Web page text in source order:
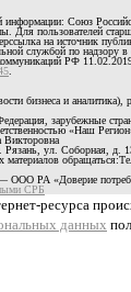
информации: Союз
пользователей
на источник
службой по надзору в
РФ 11.02.2019
бизнеса и аналитика),
зарубежные
«Наш
Викторовна
Рязань, ул. Соборная, д.
ООО РА «Доверие
СРБ
ресурса
данных